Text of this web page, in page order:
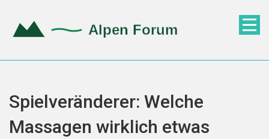
Spielveränderer: Welche
Massagen wirklich etwas